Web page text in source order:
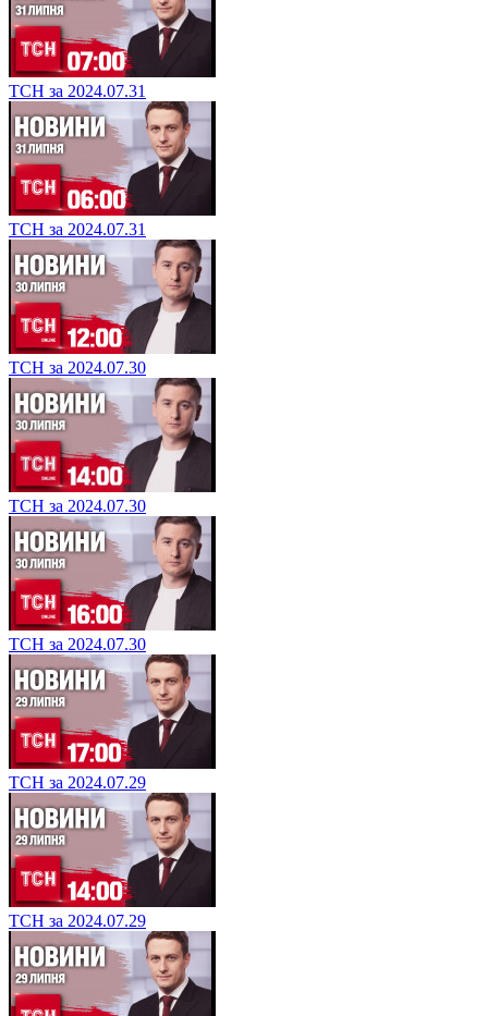
ТСН за 2024.07.31
ТСН за 2024.07.31
ТСН за 2024.07.30
ТСН за 2024.07.30
ТСН за 2024.07.30
ТСН за 2024.07.29
ТСН за 2024.07.29